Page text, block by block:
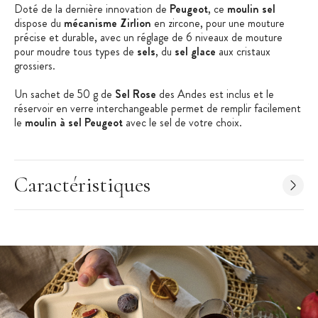
Doté de la dernière innovation de Peugeot, ce moulin sel
dispose du mécanisme Zirlion en zircone, pour une mouture
précise et durable, avec un réglage de 6 niveaux de mouture
pour moudre tous types de sels, du sel glace aux cristaux
grossiers.
Un sachet de 50 g de Sel Rose des Andes est inclus et le
réservoir en verre interchangeable permet de remplir facilement
le moulin à sel Peugeot avec le sel de votre choix.
collectionMaestrodePeugeot, allie performance et élégance.
Caractéristiques du moulin Peugeot :
Moulin à sel
Dimension : 11 cm
Poids : 380 g
Couleur : graphite clair (gris)
Matière : bois PEFC issu de forêts Françaises
Caractéristiques